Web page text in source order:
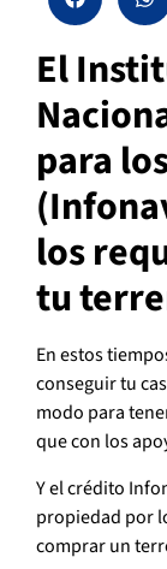
El
para
los
tu
En estos
conseguir tu
modo para
que con los
Y el crédito
propiedad por
comprar un